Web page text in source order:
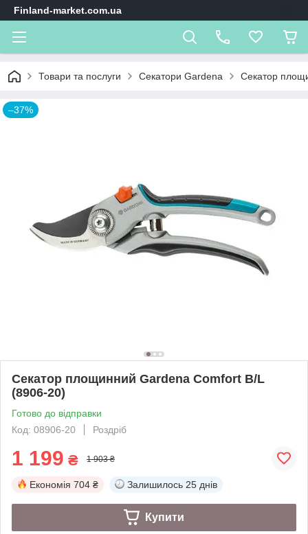
Finland-market.com.ua
Товари та послуги Секатори Gardena Секатор
–37%
Секатор площинний Gardena Comfort B/L
(8906-20)
Готово до відправки
Код: 08906-20
Роздріб
1 199 ₴ 1 903 ₴
Економія 704 ₴ Залишилось 25 днів
Купити